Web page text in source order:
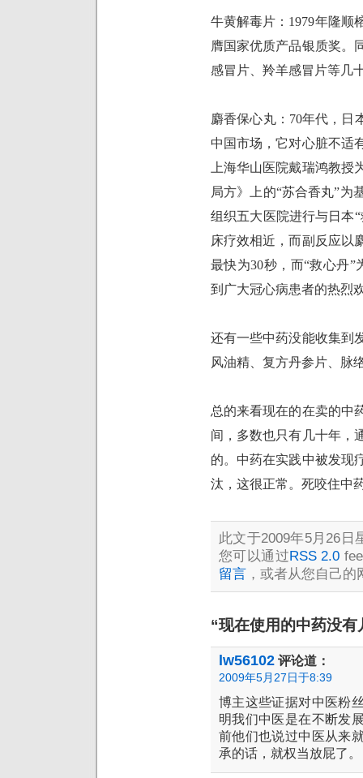
牛黄解毒片： 1979年隆顺
膺国家优质产品银质奖。
感冒片、羚羊感冒片等几
麝香保心丸： 70年代，日
中国市场，它对心脏不适
上海华山医院戴瑞鸿教
局方》上的“苏合香丸”为
组织五大医院进行与日本
床疗效相近，而副反应以
最快为30秒，而“救心丹”
到广大冠心病患者的热烈
还有一些中药没能收集到
风油精、复方丹参片、脉
总的来看现在的在卖的中
间，多数也只有几十年，
的。中药在实践中被发现
汰，这很正常。死咬住中
此文于2009年5月26日
您可以通过RSS 2.0
留言 ，或者从您自己的
“现在使用的中药没
lw56102 评论道：
2009年5月27日于8:39
博主这些证据对中医粉
明我们中医是在不断发
前他们也说过中医从来
承的话，就权当放屁了。